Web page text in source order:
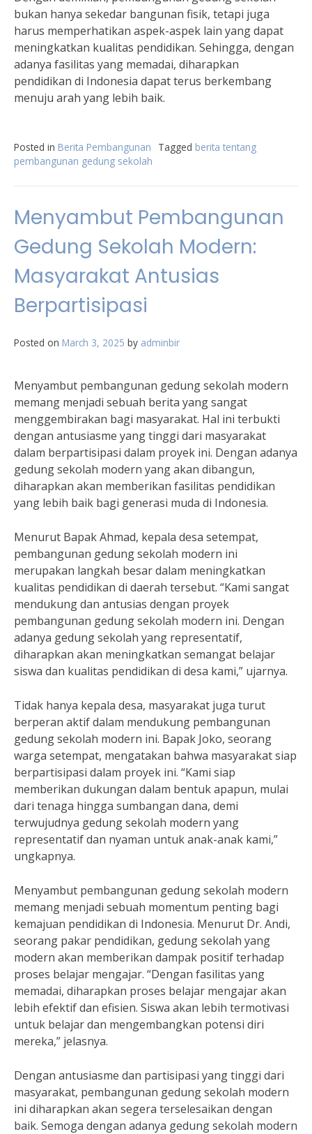
bukan hanya sekedar bangunan fisik, tetapi juga
harus memperhatikan aspek-aspek lain yang dapat
meningkatkan kualitas pendidikan. Sehingga, dengan
adanya fasilitas yang memadai, diharapkan
pendidikan di Indonesia dapat terus berkembang
menuju arah yang lebih baik.
Posted in Berita Pembangunan Tagged berita tentang
pembangunan gedung sekolah
Menyambut Pembangunan
Gedung Sekolah Modern:
Masyarakat Antusias
Berpartisipasi
Posted on March 3, 2025 by adminbir
Menyambut pembangunan gedung sekolah modern
memang menjadi sebuah berita yang sangat
menggembirakan bagi masyarakat. Hal ini terbukti
dengan antusiasme yang tinggi dari masyarakat
dalam berpartisipasi dalam proyek ini. Dengan adanya
gedung sekolah modern yang akan dibangun,
diharapkan akan memberikan fasilitas pendidikan
yang lebih baik bagi generasi muda di Indonesia.
Menurut Bapak Ahmad, kepala desa setempat,
pembangunan gedung sekolah modern ini
merupakan langkah besar dalam meningkatkan
kualitas pendidikan di daerah tersebut. “Kami sangat
mendukung dan antusias dengan proyek
pembangunan gedung sekolah modern ini. Dengan
adanya gedung sekolah yang representatif,
diharapkan akan meningkatkan semangat belajar
siswa dan kualitas pendidikan di desa kami,” ujarnya.
Tidak hanya kepala desa, masyarakat juga turut
berperan aktif dalam mendukung pembangunan
gedung sekolah modern ini. Bapak Joko, seorang
warga setempat, mengatakan bahwa masyarakat siap
berpartisipasi dalam proyek ini. “Kami siap
memberikan dukungan dalam bentuk apapun, mulai
dari tenaga hingga sumbangan dana, demi
terwujudnya gedung sekolah modern yang
representatif dan nyaman untuk anak-anak kami,”
ungkapnya.
Menyambut pembangunan gedung sekolah modern
memang menjadi sebuah momentum penting bagi
kemajuan pendidikan di Indonesia. Menurut Dr. Andi,
seorang pakar pendidikan, gedung sekolah yang
modern akan memberikan dampak positif terhadap
proses belajar mengajar. “Dengan fasilitas yang
memadai, diharapkan proses belajar mengajar akan
lebih efektif dan efisien. Siswa akan lebih termotivasi
untuk belajar dan mengembangkan potensi diri
mereka,” jelasnya.
Dengan antusiasme dan partisipasi yang tinggi dari
masyarakat, pembangunan gedung sekolah modern
ini diharapkan akan segera terselesaikan dengan
baik. Semoga dengan adanya gedung sekolah modern